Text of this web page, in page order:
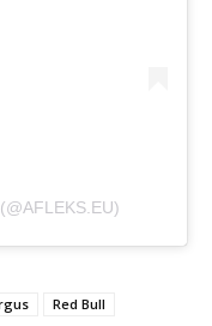
Red Bull